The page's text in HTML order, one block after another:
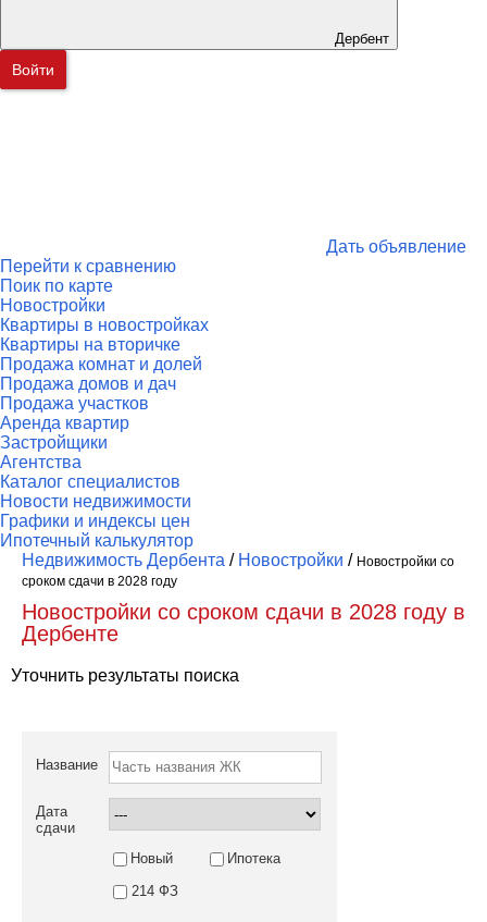
Дербент
Войти
Дать объявление
Перейти к сравнению
Поик по карте
Новостройки
Квартиры в новостройках
Квартиры на вторичке
Продажа комнат и долей
Продажа домов и дач
Продажа участков
Аренда квартир
Застройщики
Агентства
Каталог специалистов
Новости недвижимости
Графики и индексы цен
Ипотечный калькулятор
Недвижимость Дербента / Новостройки / Новостройки со
сроком сдачи в 2028 году
Новостройки со сроком сдачи в 2028 году в
Дербенте
Уточнить результаты поиска
Название
Дата
сдачи
Новый
Ипотека
214 ФЗ